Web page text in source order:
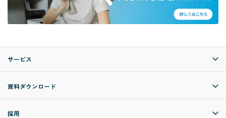
サービス
資料ダウンロード
採用